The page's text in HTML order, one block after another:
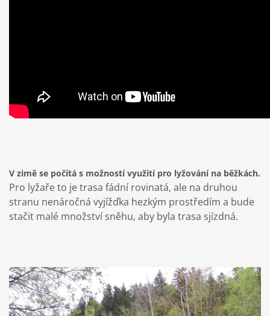
V zimě se počítá s možností využití pro lyžování na běžkách.
Pro lyžaře to je trasa fádní rovinatá, ale na druhou
stranu nenáročná vyjížďka hezkým prostředím a bude
stačit malé množství sněhu, aby byla trasa sjízdná.